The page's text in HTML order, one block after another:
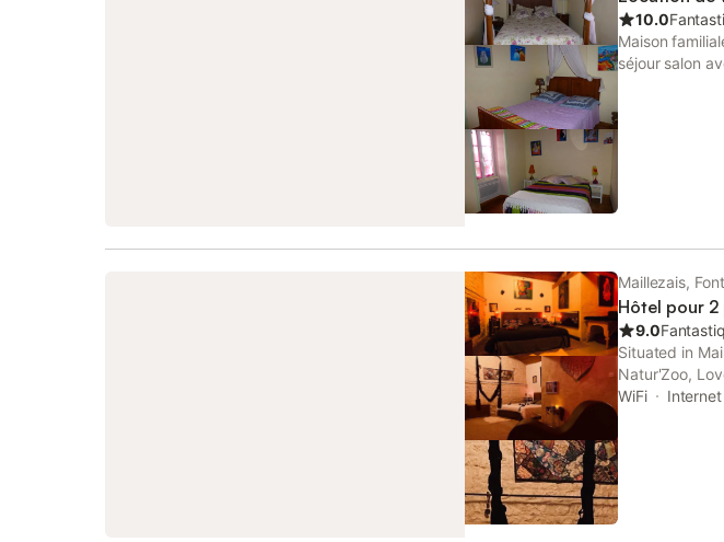
10.0
Maison
séjour salon
Maillezais,
Hôtel pour 2
9.0
Situated in
Natur'Zoo,
free WiFi as
WiFi Internet